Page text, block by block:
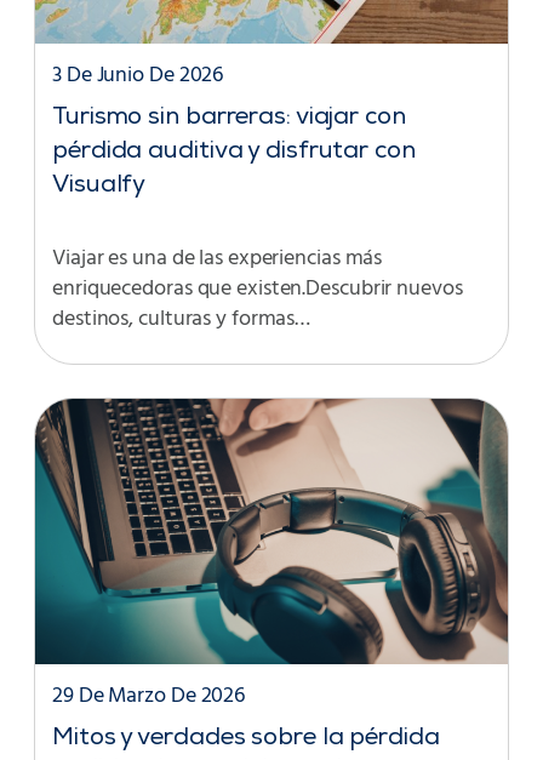
Turismo sin barreras: viajar con
pérdida auditiva y disfrutar con
Visualfy
3 De Junio De 2026
Viajar es una de las experiencias más
enriquecedoras que existen.Descubrir nuevos
destinos, culturas y formas…
Mitos y verdades sobre la pérdida
29 De Marzo De 2026